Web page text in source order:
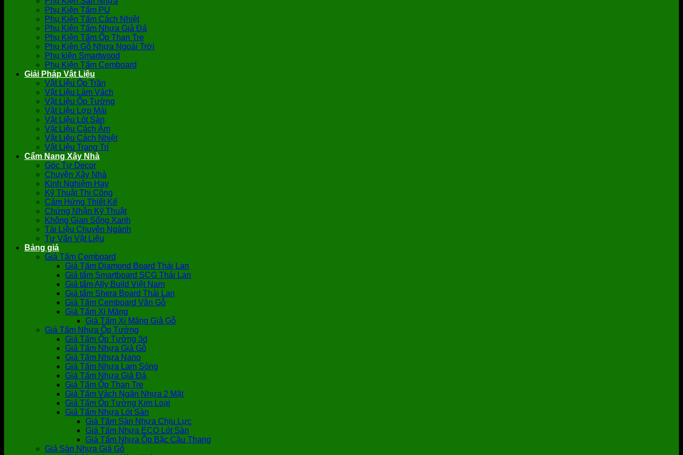
Phụ Kiện Tấm PU
Phụ Kiện Tấm Cách Nhiệt
Phụ Kiện Tấm Nhựa Giả Đá
Phụ Kiện Tấm Ốp Than Tre
Phụ Kiện Gỗ Nhựa Ngoài Trời
Phụ kiện Smartwood
Phụ Kiện Tấm Cemboard
Giải Pháp Vật Liệu
Vật Liệu Ốp Trần
Vật Liệu Làm Vách
Vật Liệu Ốp Tường
Vật Liệu Lợp Mái
Vật Liệu Lót Sàn
Vật Liệu Cách Âm
Vật Liệu Cách Nhiệt
Vật Liệu Trang Trí
Cẩm Nang Xây Nhà
Góc Tự Decor
Chuyện Xây Nhà
Kinh Nghiệm Hay
Kỹ Thuật Thi Công
Cảm Hứng Thiết Kế
Chứng Nhận Kỹ Thuật
Không Gian Sống Xanh
Tài Liệu Chuyên Ngành
Tư Vấn Vật Liệu
Bảng giá
Giá Tấm Cemboard
Giá Tấm Diamond Board Thái Lan
Giá tấm Smartboard SCG Thái Lan
Giá tấm Ally Build Việt Nam
Giá tấm Shera Board Thái Lan
Giá Tấm Cemboard Vân Gỗ
Giá Tấm Xi Măng
Giá Tấm Xi Măng Giả Gỗ
Giá Tấm Nhựa Ốp Tường
Giá Tấm Ốp Tường 3d
Giá Tấm Nhựa Giả Gỗ
Giá Tấm Nhựa Nano
Giá Tấm Nhựa Lam Sóng
Giá Tấm Nhựa Giả Đá
Giá Tấm Ốp Than Tre
Giá Tấm Vách Ngăn Nhựa 2 Mặt
Giá Tấm Ốp Tường Kim Loại
Giá Tấm Nhựa Lót Sàn
Giá Tấm Sàn Nhựa Chịu Lực
Giá Tấm Nhựa ECO Lót Sàn
Giá Tấm Nhựa Ốp Bậc Cầu Thang
Giá Sàn Nhựa Giả Gỗ